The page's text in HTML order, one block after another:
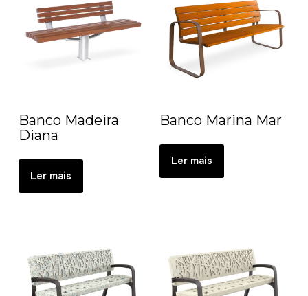
Banco Madeira
Diana
Ler mais
Banco Marina Mar
Ler mais